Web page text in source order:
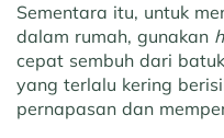
Sementara itu, untuk
dalam rumah, gunakan
cepat sembuh dari
yang terlalu kering
pernapasan dan